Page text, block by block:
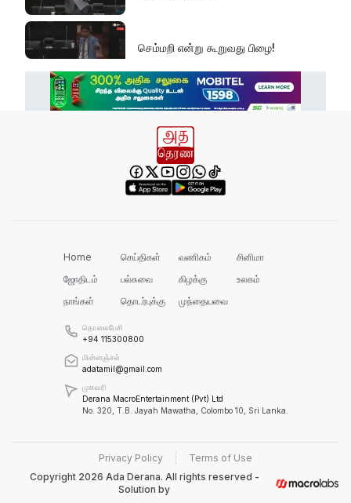
செம்மறி என்று கூறுவது பிழை!
'நல்லூரான் வடக்கு வாசல் வளைவு'
எல் நினோவை எதிர்கொள்ளத் தயாராக
வேண்டும்!
செம்மணியின் ஆதாரங்களைப் பாதுகாக்க
Home செய்திகள் வணிகம்
சினிமா
ஜோதிடம்
பல்சுவை கிழக்கு
உலகம்
நாங்கள்
தொடர்புக்கு முந்தையவை
தொலைபேசி
+94 115300800
மின்னஞ்சல்
adatamil@gmail.com
முகவரி
Derana MacroEntertainment (Pvt) Ltd
No. 320, T.B. Jayah Mawatha, Colombo 10, Sri Lanka.
Privacy Policy
Terms of Use
Copyright 2026 Ada Derana. All rights reserved -
Solution by